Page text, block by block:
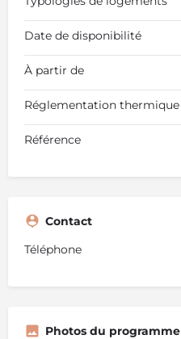
Date de disponibilité
À partir de
Réglementation thermique
Référence
Contact
Téléphone
Photos du programme